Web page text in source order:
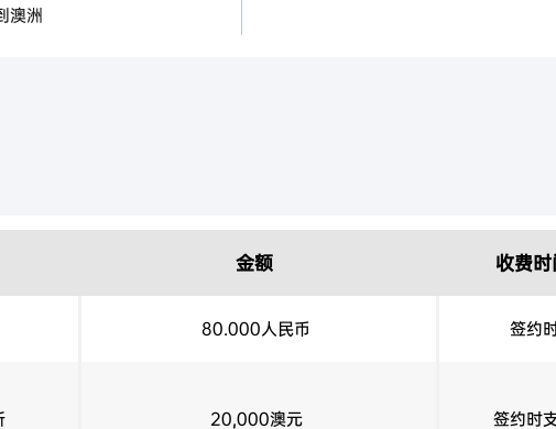
澳洲
，其中对非上市公司
据、年金和商业房地产
金额 收费时
80.000人民币 签约
20,000澳元 签约时